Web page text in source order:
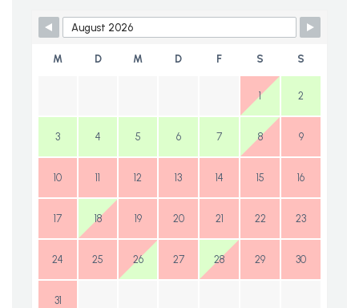
Skip Booking Form
M D M D F S S
1 2
3 4 5 6 7 8 9
10 11 12 13 14 15 16
17 18 19 20 21 22 23
24 25 26 27 28 29 30
31